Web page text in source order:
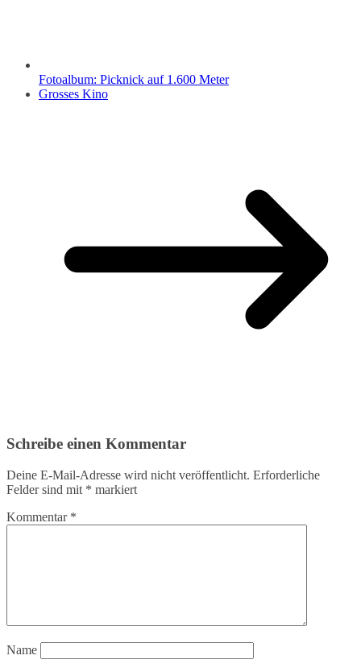
Fotoalbum: Picknick auf 1.600 Meter
Grosses Kino
Schreibe einen Kommentar
Deine E-Mail-Adresse wird nicht veröffentlicht. Erforderliche
Felder sind mit * markiert
Kommentar *
Name